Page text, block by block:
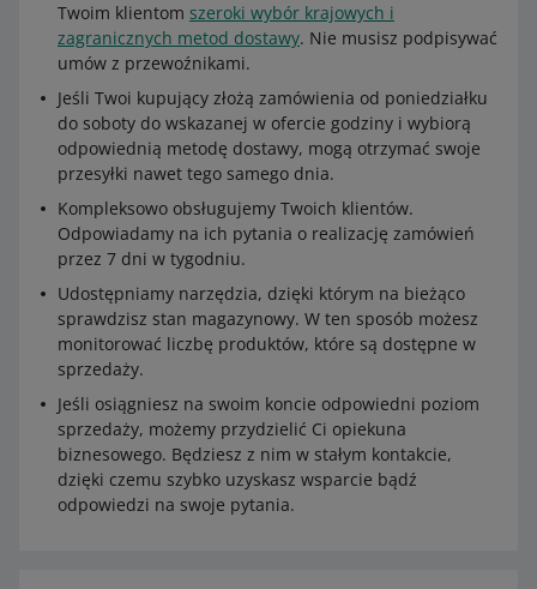
Twoim klientom szeroki wybór krajowych i
zagranicznych metod dostawy. Nie musisz podpisywać
umów z przewoźnikami.
Jeśli Twoi kupujący złożą zamówienia od poniedziałku
do soboty do wskazanej w ofercie godziny i wybiorą
odpowiednią metodę dostawy, mogą otrzymać swoje
przesyłki nawet tego samego dnia.
Kompleksowo obsługujemy Twoich klientów.
Odpowiadamy na ich pytania o realizację zamówień
przez 7 dni w tygodniu.
Udostępniamy narzędzia, dzięki którym na bieżąco
sprawdzisz stan magazynowy. W ten sposób możesz
monitorować liczbę produktów, które są dostępne w
sprzedaży.
Jeśli osiągniesz na swoim koncie odpowiedni poziom
sprzedaży, możemy przydzielić Ci opiekuna
biznesowego. Będziesz z nim w stałym kontakcie,
dzięki czemu szybko uzyskasz wsparcie bądź
odpowiedzi na swoje pytania.